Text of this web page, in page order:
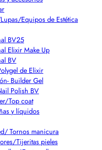
Equipos de Estética
BV25
Elixir Make Up
BV
de Elixir
Builder Gel
Polish BV
Top coat
y líquidos
Tornos manicura
Tijeritas pieles